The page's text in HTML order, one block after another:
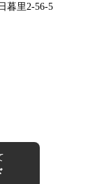
暮里2-56-5